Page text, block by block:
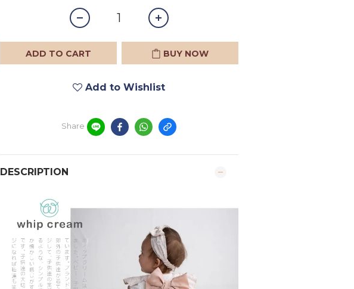
ADD TO CART BUY NOW
Add to Wishlist
Share
DESCRIPTION